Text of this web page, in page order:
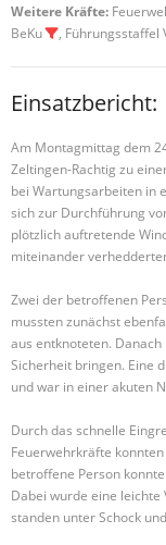
Weitere Kräfte:
BeKu
, Führungsstaffel
Einsatzbericht:
Am Montagmittag dem
Zeltingen-Rachtig zu
bei Wartungsarbeiten in
sich zur Durchführung
plötzlich auftretende
miteinander
Zwei der betroffenen
mussten zunächst
aus entknoteten.
Sicherheit bringen. Eine
und war in einer akuten
Durch das schnelle
Feuerwehrkräfte
betroffene Person
Dabei wurde eine
standen unter Schock